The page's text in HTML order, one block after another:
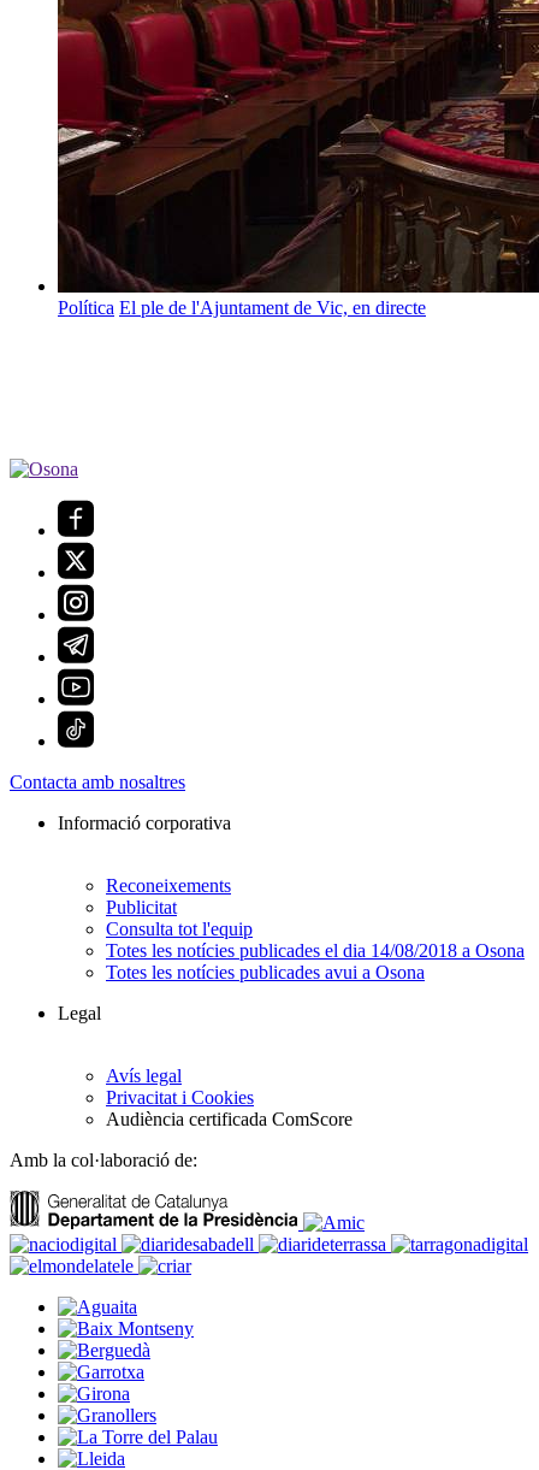
Política El ple de l'Ajuntament de Vic, en directe
Contacta amb nosaltres
Informació corporativa
Reconeixements
Publicitat
Consulta tot l'equip
Totes les notícies publicades el dia 14/08/2018 a Osona
Totes les notícies publicades avui a Osona
Legal
Avís legal
Privacitat i Cookies
Audiència certificada ComScore
Amb la col·laboració de: